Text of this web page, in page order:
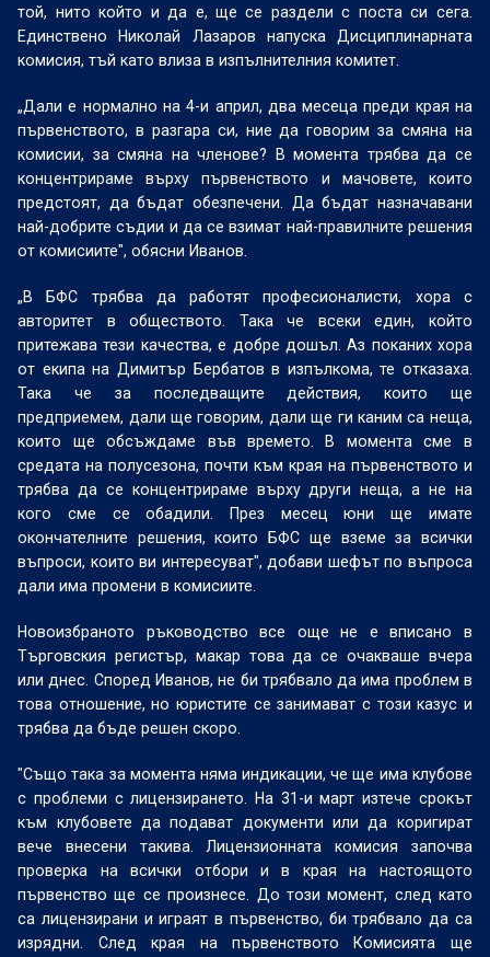
той, нито който и да е, ще се раздели с поста си сега.
Единствено Николай Лазаров напуска Дисциплинарната
комисия, тъй като влиза в изпълнителния комитет.
„Дали е нормално на 4-и април, два месеца преди края на
първенството, в разгара си, ние да говорим за смяна на
комисии, за смяна на членове? В момента трябва да се
концентрираме върху първенството и мачовете, които
предстоят, да бъдат обезпечени. Да бъдат назначавани
най-добрите съдии и да се взимат най-правилните решения
от комисиите", обясни Иванов.
„В БФС трябва да работят професионалисти, хора с
авторитет в обществото. Така че всеки един, който
притежава тези качества, е добре дошъл. Аз поканих хора
от екипа на Димитър Бербатов в изпълкома, те отказаха.
Така че за последващите действия, които ще
предприемем, дали ще говорим, дали ще ги каним са неща,
които ще обсъждаме във времето. В момента сме в
средата на полусезона, почти към края на първенството и
трябва да се концентрираме върху други неща, а не на
кого сме се обадили. През месец юни ще имате
окончателните решения, които БФС ще вземе за всички
въпроси, които ви интересуват", добави шефът по въпроса
дали има промени в комисиите.
Новоизбраното ръководство все още не е вписано в
Търговския регистър, макар това да се очакваше вчера
или днес. Според Иванов, не би трябвало да има проблем в
това отношение, но юристите се занимават с този казус и
трябва да бъде решен скоро.
"Също така за момента няма индикации, че ще има клубове
с проблеми с лицензирането. На 31-и март изтече срокът
към клубовете да подават документи или да коригират
вече внесени такива. Лицензионната комисия започва
проверка на всички отбори и в края на настоящото
първенство ще се произнесе. До този момент, след като
са лицензирани и играят в първенство, би трябвало да са
изрядни. След края на първенството Комисията ще